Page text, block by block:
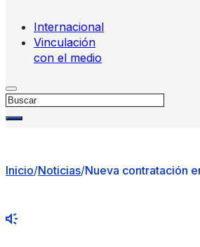
Internacional
Vinculación
con el medio
Buscar
Inicio/Noticias/Nueva contratación